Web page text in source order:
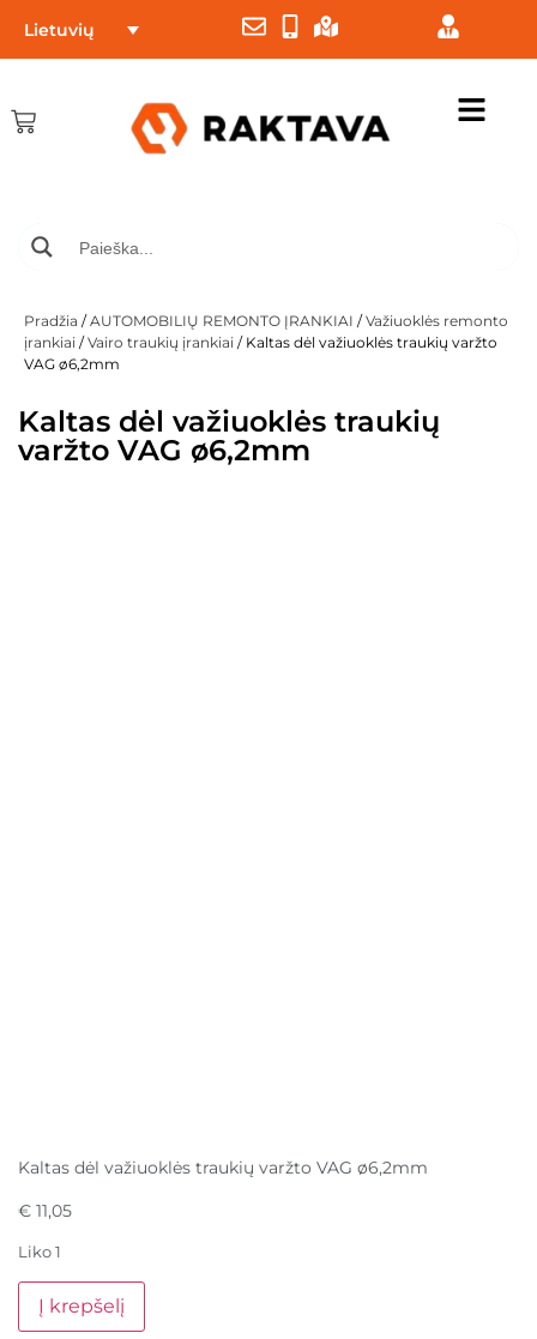
Lietuvių
Pradžia /AUTOMOBILIŲ REMONTO ĮRANKIAI /Važiuoklės remonto
įrankiai /Vairo traukių įrankiai / Kaltas dėl važiuoklės traukių varžto
VAG ø6,2mm
Kaltas dėl važiuoklės traukių
varžto VAG ø6,2mm
Kaltas dėl važiuoklės traukių varžto VAG ø6,2mm
€ 11,05
Liko 1
Į krepšelį